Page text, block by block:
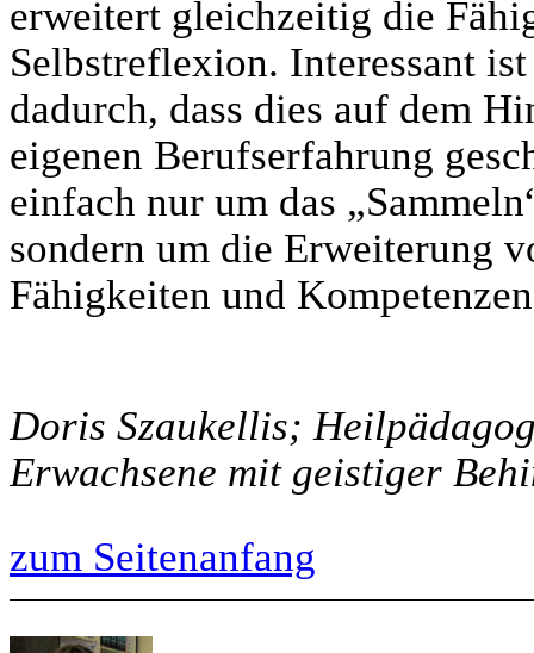
erweitert gleichzeitig die
Selbstreflexion. Interessant
dadurch, dass dies auf dem
eigenen Berufserfahrung
einfach nur um das
sondern um die Erweiterung
Fähigkeiten und
Doris Szaukellis;
Erwachsene mit geistiger
zum Seitenanfang